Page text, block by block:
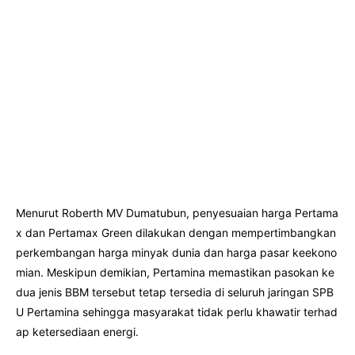
Menurut Roberth MV Dumatubun, penyesuaian harga Pertama
x dan Pertamax Green dilakukan dengan mempertimbangkan
perkembangan harga minyak dunia dan harga pasar keekono
mian. Meskipun demikian, Pertamina memastikan pasokan ke
dua jenis BBM tersebut tetap tersedia di seluruh jaringan SPB
U Pertamina sehingga masyarakat tidak perlu khawatir terhad
ap ketersediaan energi.